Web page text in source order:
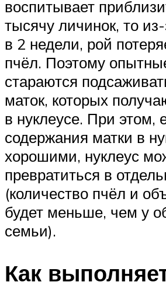
воспитывает
тысячу личинок, то
в 2 недели, рой
пчёл. Поэтому
стараются
маток, которых
в нуклеусе. При этом,
содержания матки в
хорошими, нуклеус
превратиться в
(количество пчёл и
будет меньше, чем у
семьи).
Как